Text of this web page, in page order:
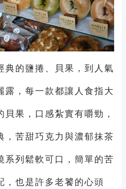
典的鹽捲、貝果，到人氣
露，每一款都讓人食指大
果，口感紮實有嚼勁，
，苦甜巧克力與濃郁抹茶
系列鬆軟可口，簡單的苦
，也是許多老饕的心頭